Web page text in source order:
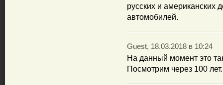
русских и американских
автомобилей.
Guest, 18.03.2018 в 10:24
На данный момент это
Посмотрим через 100 лет.